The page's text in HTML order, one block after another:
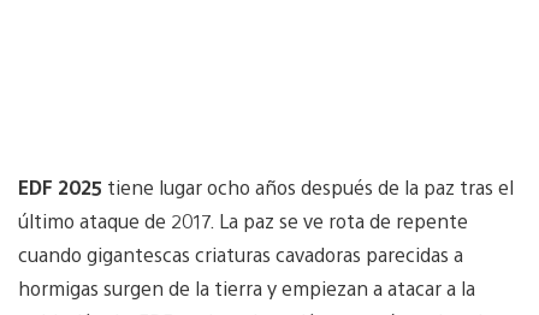
EDF 2025 tiene lugar ocho años después de la paz tras el
último ataque de 2017. La paz se ve rota de repente
cuando gigantescas criaturas cavadoras parecidas a
hormigas surgen de la tierra y empiezan a atacar a la